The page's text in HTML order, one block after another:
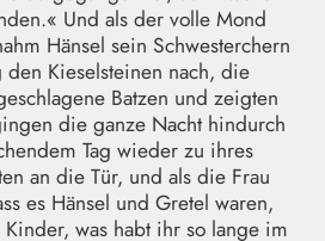
Und als der volle Mond
Hänsel sein Schwesterchern
Kieselsteinen nach, die
Batzen und zeigten
die ganze Nacht hindurch
Tag wieder zu ihres
an die Tür, und als die Frau
es Hänsel und Gretel waren,
was habt ihr so lange im